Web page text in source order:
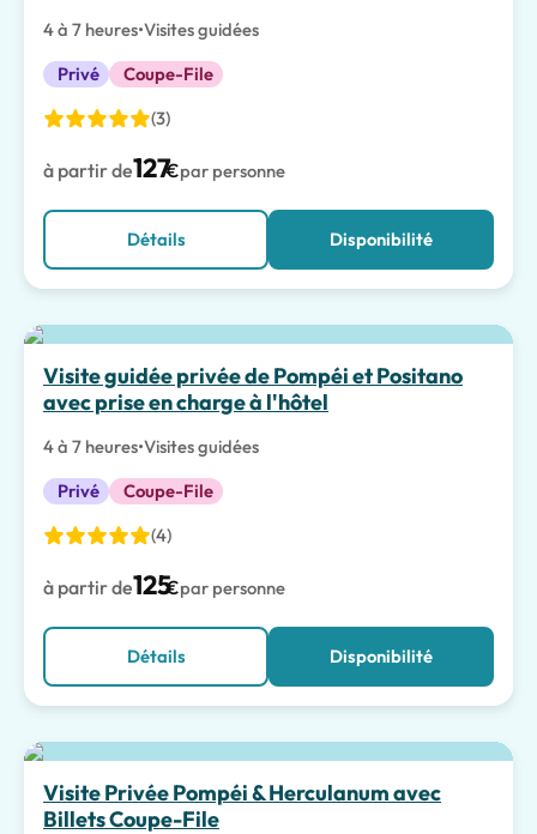
4 à 7 heures•Visites guidées
Privé
Coupe-File
(3)
à partir de127€par personne
Détails Disponibilité
Meilleur choix
Visite guidée privée de Pompéi et Positano
avec prise en charge à l'hôtel
4 à 7 heures•Visites guidées
Privé
Coupe-File
(4)
à partir de125€par personne
Détails Disponibilité
Visite Privée Pompéi & Herculanum avec
Billets Coupe-File